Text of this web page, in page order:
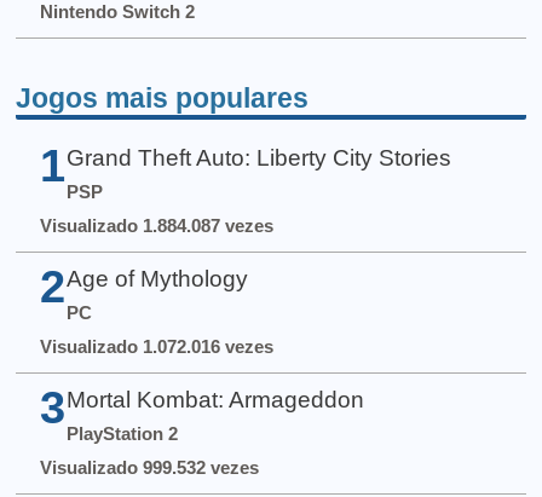
Nintendo Switch 2
Jogos mais populares
1 Grand Theft Auto: Liberty City Stories
PSP
Visualizado 1.884.087 vezes
2 Age of Mythology
PC
Visualizado 1.072.016 vezes
3 Mortal Kombat: Armageddon
PlayStation 2
Visualizado 999.532 vezes